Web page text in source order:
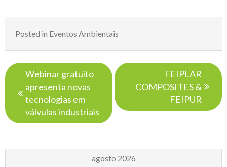
Posted in Eventos Ambientais
Navegação
de
Post
Webinar gratuito
apresenta novas
tecnologias em
válvulas industriais
FEIPLAR
COMPOSITES &
FEIPUR
agosto 2026